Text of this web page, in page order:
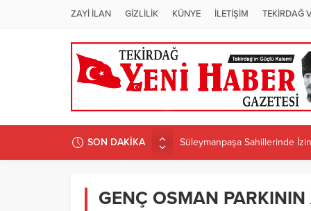
ZAYİ İLAN GİZLİLİK KÜNYE İLETİŞİM TEKİRDAĞ
SON DAKİKA
Süleymanpaşa Sahillerinde
ÜNİVERSİTEDE PROGRAM
CHP Tekirdağ İl Başkanlığı’na
GENÇ OSMAN